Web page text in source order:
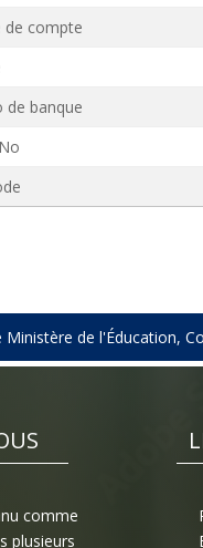
de compte
de banque
Ministère de l'Éducation,
comme
plusieurs